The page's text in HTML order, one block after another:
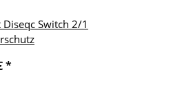
Diseqc Switch 2/1
*